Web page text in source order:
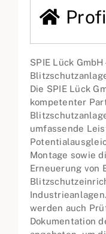
SPIE Lück
Die SPIE Lück
kompetenter
umfassende
Montage sowie
Erneuerung von
werden auch
Dokumentation